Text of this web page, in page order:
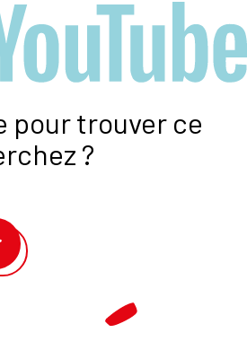
pour trouver ce
?